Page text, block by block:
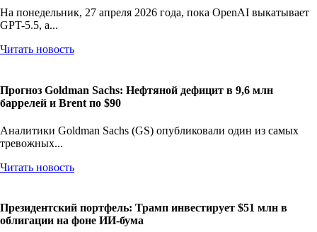
На понедельник, 27 апреля 2026 года, пока OpenAI выкатывает
GPT-5.5, а...
Читать новость
Прогноз Goldman Sachs: Нефтяной дефицит в 9,6 млн
баррелей и Brent по $90
Аналитики Goldman Sachs (GS) опубликовали один из самых
тревожных...
Читать новость
Президентский портфель: Трамп инвестирует $51 млн в
облигации на фоне ИИ-бума